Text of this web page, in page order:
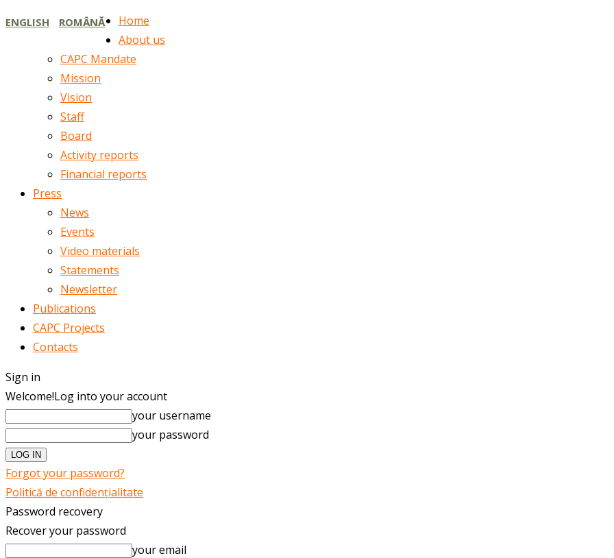
ENGLISH ROMÂNĂ
Home
About us
CAPC Mandate
Mission
Vision
Staff
Board
Activity reports
Financial reports
Press
News
Events
Video materials
Statements
Newsletter
Publications
CAPC Projects
Contacts
Sign in
Welcome!Log into your account
your username
your password
Forgot your password?
Politică de confidențialitate
Password recovery
Recover your password
your email